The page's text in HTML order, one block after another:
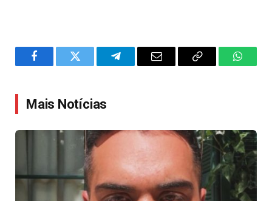
FacebookTwitter TelegramEmail
Copy
Mais Notícias